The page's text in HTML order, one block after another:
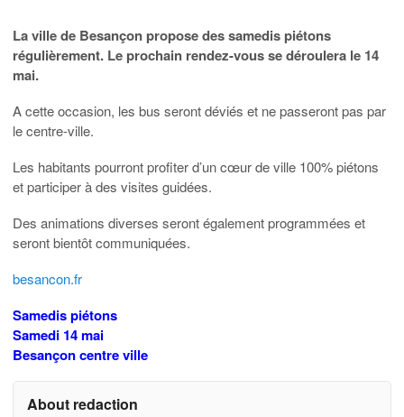
La ville de Besançon propose des samedis piétons
régulièrement. Le prochain rendez-vous se déroulera le 14
mai.
A cette occasion, les bus seront déviés et ne passeront pas par
le centre-ville.
Les habitants pourront profiter d’un cœur de ville 100% piétons
et participer à des visites guidées.
Des animations diverses seront également programmées et
seront bientôt communiquées.
besancon.fr
Samedis piétons
Samedi 14 mai
Besançon centre ville
About redaction